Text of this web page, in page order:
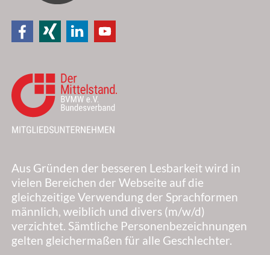
Aus Gründen der besseren Lesbarkeit wird in
vielen Bereichen der Webseite auf die
gleichzeitige Verwendung der Sprachformen
männlich, weiblich und divers (m/w/d)
verzichtet. Sämtliche Personenbezeichnungen
gelten gleichermaßen für alle Geschlechter.